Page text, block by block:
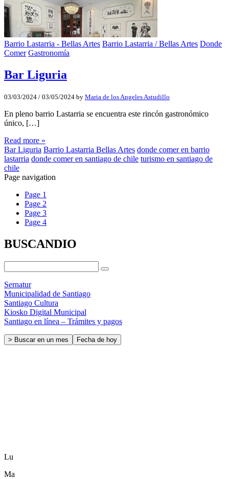
Barrio Lastarria - Bellas Artes Barrio Lastarria / Bellas Artes Donde
Comer Gastronomía
Bar Liguria
03/03/2024 / 03/05/2024 by Maria de los Angeles Astudillo
En pleno barrio Lastarria se encuentra este rincón gastronómico
único, […]
Read more »
Bar Liguria Barrio Lastarria Bellas Artes donde comer en barrio
lastarria donde comer en santiago de chile turismo en santiago de
chile
Page navigation
Page 1
Page 2
Page 3
Page 4
BUSCANDIO
Sernatur
Municipalidad de Santiago
Santiago Cultura
Kiosko Digital Municipal
Santiago en línea – Trámites y pagos
> Buscar en un mes Fecha de hoy
Lu
Ma